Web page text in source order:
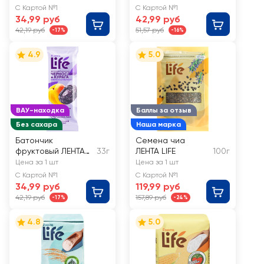
С Картой №1
34,99 руб
42,19 руб -17%
клубникой
С Картой №1
42,99 руб
51,57 руб -16%
ВАУ-находка
Без сахара
4.9
Батончик
фруктовый ЛЕНТА
LIFE Чернослив и
курага
33г
Цена за 1 шт
С Картой №1
34,99 руб
42,19 руб -17%
Баллы за отзыв
Наша марка
5.0
Семена чиа
ЛЕНТА LIFE
100г
Цена за 1 шт
С Картой №1
119,99 руб
157,89 руб -24%
4.8 5.0